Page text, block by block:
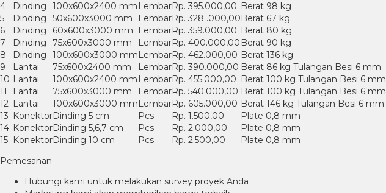
4
Dinding 100x600x2400 mm LembarRp. 395.000,00 Berat 98 kg
5
Dinding 50x600x3000 mm LembarRp. 328 .000,00Berat 67 kg
6
Dinding 60x600x3000 mm LembarRp. 359.000,00 Berat 80 kg
7
Dinding 75x600x3000 mm LembarRp. 400.000,00 Berat 90 kg
8
Dinding 100x600x3000 mmLembarRp. 462.000,00 Berat 136 kg
9
Lantai 75x600x2400 mm LembarRp. 390.000,00 Berat 86 kg Tulangan Besi 6 mm
10 Lantai 100x600x2400 mm LembarRp. 455.000,00 Berat 100 kg Tulangan Besi 6 mm
11
Lantai 75x600x3000 mm LembarRp. 540.000,00 Berat 100 kg Tulangan Besi 6 mm
12 Lantai 100x600x3000 mmLembarRp. 605.000,00 Berat 146 kg Tulangan Besi 6 mm
13 KonektorDinding 5 cm Pcs Rp. 1.500,00
Plate 0,8 mm
14 KonektorDinding 5,6,7 cm Pcs Rp. 2.000,00
Plate 0,8 mm
15 KonektorDinding 10 cm Pcs Rp. 2.500,00
Plate 0,8 mm
Pemesanan
Hubungi kami untuk melakukan survey proyek Anda